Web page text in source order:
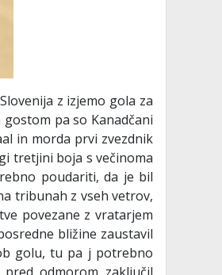
z izjemo gola za
pa so Kanadčani
in morda prvi zvezdnik
tretjini boja s večinoma
poudariti, da je bil
tribunah z vseh vetrov,
povezane z vratarjem
bližine zaustavil
golu, tu pa j potrebno